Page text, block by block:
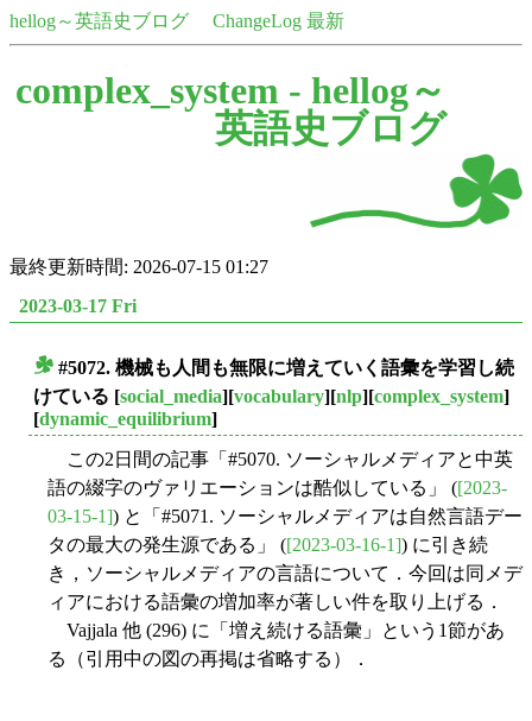
hellog～英語史ブログ ChangeLog 最新
complex_system - hellog～
英語史ブログ
最終更新時間: 2026-07-15 01:27
2023-03-17 Fri
#5072. 機械も人間も無限に増えていく語彙を学習し続
けている [social_media][vocabulary][nlp][complex_system]
[dynamic_equilibrium]
この2日間の記事「#5070. ソーシャルメディアと中英
語の綴字のヴァリエーションは酷似している」 ([2023-
03-15-1]) と「#5071. ソーシャルメディアは自然言語デー
タの最大の発生源である」 ([2023-03-16-1]) に引き続
き，ソーシャルメディアの言語について．今回は同メデ
ィアにおける語彙の増加率が著しい件を取り上げる．
Vajjala 他 (296) に「増え続ける語彙」という1節があ
る（引用中の図の再掲は省略する）．